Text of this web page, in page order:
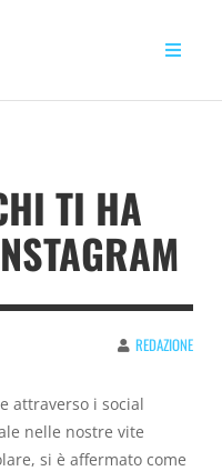
TI HA
REDAZIONE
attraverso i social
nelle nostre vite
si è affermato come